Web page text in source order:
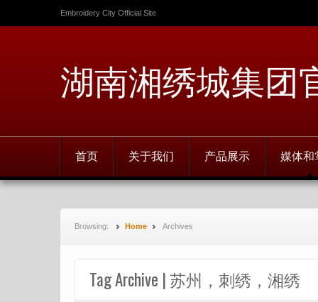
Embroidery City Official Site
湖南湘绣城集团
首页 关于我们 产品展示 媒体和
Browsing: Home Archives
Tag Archive | 苏州，刺绣，湘绣